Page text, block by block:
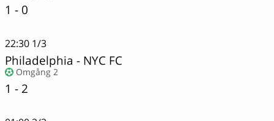
1 - 0
22:30 1/3
Philadelphia - NYC FC
Omgång 2
1 - 2